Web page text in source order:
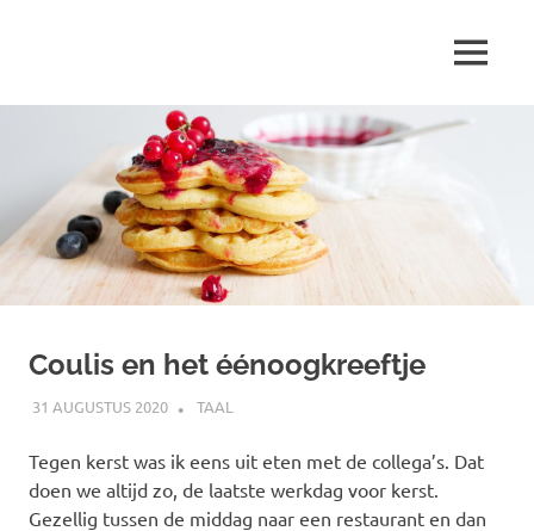
inhoud
schrijft
over
…
MENU
Coulis en het éénoogkreeftje
31 AUGUSTUS 2020 MARJOLEIN
TAAL
Tegen kerst was ik eens uit eten met de collega’s. Dat
doen we altijd zo, de laatste werkdag voor kerst.
Gezellig tussen de middag naar een restaurant en dan